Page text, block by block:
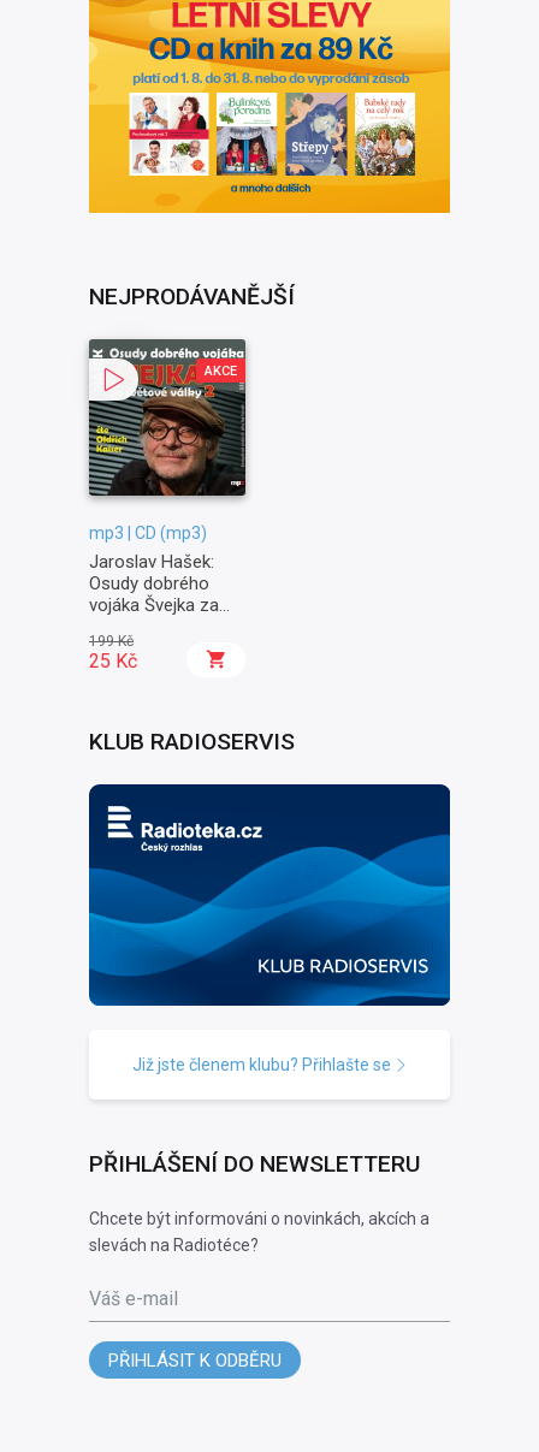
NEJPRODÁVANĚJŠÍ
AKCE
mp3 | CD (mp3)
Jaroslav Hašek:
Osudy dobrého
vojáka Švejka za
Na frontě
199 Kč
25 Kč
KLUB RADIOSERVIS
Již jste členem klubu? Přihlašte se
PŘIHLÁŠENÍ DO NEWSLETTERU
Chcete být informováni o novinkách, akcích a
slevách na Radiotéce?
Váš e-mail
PŘIHLÁSIT K ODBĚRU